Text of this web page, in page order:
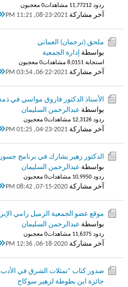
ردود 12 11,772 مشاهدات 0 معجبون
آخر مشاركة 08-23-2021, 11:21 PM
ملحق (ترجمان) العماني
بواسطة إدارة الجمعية
استجابة 1 8,015 مشاهدات 0 معجبون
آخر مشاركة 06-22-2021, 03:54 PM
الأستاذ الدكتور فاروق مواسي في
بواسطة عبدالرحمن السليمان
ردود 6 12,312 مشاهدات 0 معجبون
آخر مشاركة 04-23-2021, 01:25 PM
الدكتور زهير يشارك في برنامج جسور
بواسطة عبدالرحمن السليمان
ردود 0 10,995 مشاهدات 0 معجبون
آخر مشاركة 07-15-2020, 08:42 PM
موقع عضو الجمعية الزميل رامي
بواسطة عبدالرحمن السليمان
ردود 5 11,637 مشاهدات 0 معجبون
آخر مشاركة 06-18-2020, 12:36 PM
صدور كتاب "تمثلات الشرق في الأدب
جائزة ابن بطوطة لزهير سوكاح